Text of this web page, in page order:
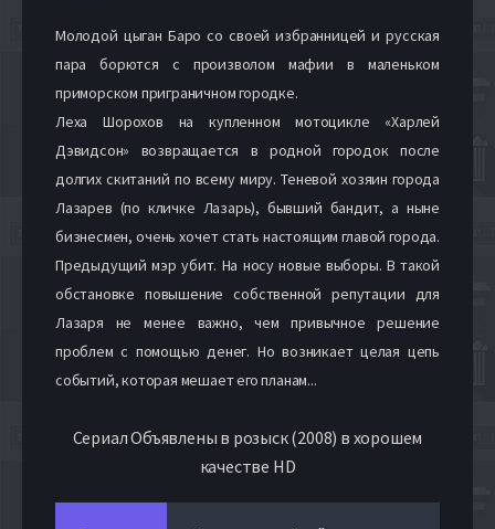
Молодой цыган Баро со своей избранницей и русская
пара борются с произволом мафии в маленьком
приморском приграничном городке.
Леха Шорохов на купленном мотоцикле «Харлей
Дэвидсон» возвращается в родной городок после
долгих скитаний по всему миру. Теневой хозяин города
Лазарев (по кличке Лазарь), бывший бандит, а ныне
бизнесмен, очень хочет стать настоящим главой города.
Предыдущий мэр убит. На носу новые выборы. В такой
обстановке повышение собственной репутации для
Лазаря не менее важно, чем привычное решение
проблем с помощью денег. Но возникает целая цепь
событий, которая мешает его планам...
Сериал Объявлены в розыск (2008) в хорошем
качестве HD